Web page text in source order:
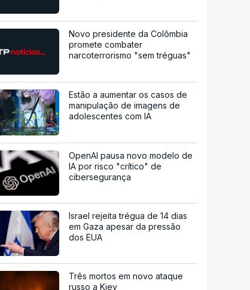
Novo presidente da Colômbia
promete combater
narcoterrorismo "sem tréguas"
Estão a aumentar os casos de
manipulação de imagens de
adolescentes com IA
OpenAI pausa novo modelo de
IA por risco "crítico" de
cibersegurança
Israel rejeita trégua de 14 dias
em Gaza apesar da pressão
dos EUA
Três mortos em novo ataque
russo a Kiev